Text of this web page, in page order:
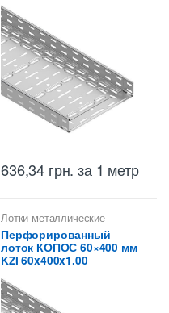
636,34 грн. за 1 метр
Лотки металлические
высотой 60 мм
Металлические огнеупорные
лотки, Перфорированные
лотки высотой 60 мм
Перфорированный
лоток КОПОС 60×400 мм
KZI 60x400x1.00